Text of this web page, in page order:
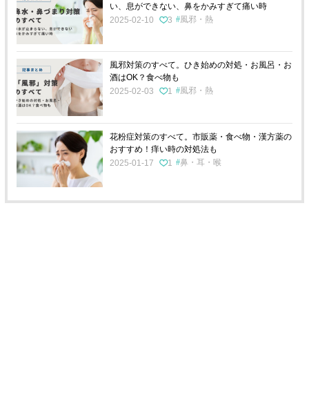
い、息ができない、鼻をかみすぎて痛い時
2025-02-10
3 風邪・熱
風邪対策のすべて。ひき始めの対処・お風呂・お
酒はOK？食べ物も
2025-02-03
1 風邪・熱
花粉症対策のすべて。市販薬・食べ物・漢方薬の
おすすめ！痒い時の対処法も
2025-01-17
1 鼻・耳・喉